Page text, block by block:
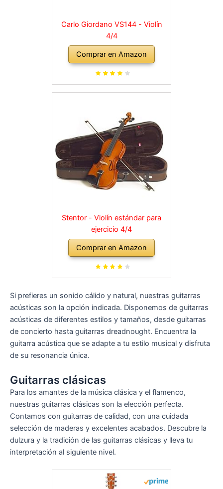
Carlo Giordano VS144 - Violín
4/4
Comprar en Amazon
Stentor - Violín estándar para
ejercicio 4/4
Comprar en Amazon
Si prefieres un sonido cálido y natural, nuestras guitarras
acústicas son la opción indicada. Disponemos de guitarras
acústicas de diferentes estilos y tamaños, desde guitarras
de concierto hasta guitarras dreadnought. Encuentra la
guitarra acústica que se adapte a tu estilo musical y disfruta
de su resonancia única.
Guitarras clásicas
Para los amantes de la música clásica y el flamenco,
nuestras guitarras clásicas son la elección perfecta.
Contamos con guitarras de calidad, con una cuidada
selección de maderas y excelentes acabados. Descubre la
dulzura y la tradición de las guitarras clásicas y lleva tu
interpretación al siguiente nivel.